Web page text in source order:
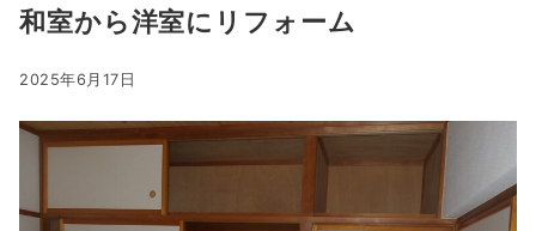
和室から洋室にリフォーム
2025年6月17日